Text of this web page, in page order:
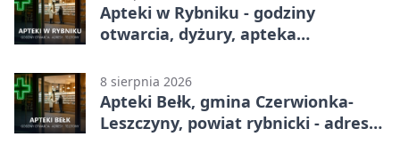
Apteki w Rybniku - godziny
otwarcia, dyżury, apteka
8 sierpnia 2026
Apteki Bełk, gmina Czerwionka-
Leszczyny, powiat rybnicki - adresy,